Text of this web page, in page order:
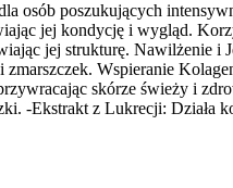
poszukujących
jej kondycję i wygląd.
jej strukturę. Nawilżenie i
Wspieranie
skórze świeży i
-Ekstrakt z Lukrecji: Działa